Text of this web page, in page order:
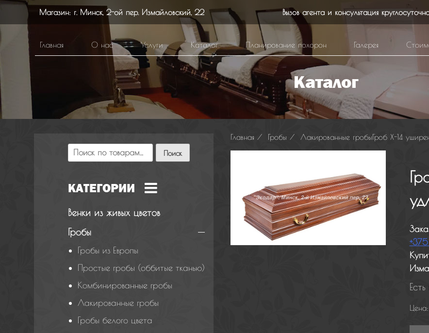
Skip
Магазин: г. Минск, 2-ой пер. Измайловский, 22 Вызов агента и консультация
Главная О нас Услуги Каталог Планирование похорон Галерея
Главная / Гробы / Лакированные гробыГроб Х-14
Искать:
Поиск
КАТЕГОРИИ
Венки из живых цветов
Гробы
Гробы из Европы
Простые гробы (оббитые тканью)
Комбинированные гробы
Лакированные гробы
Гробы белого цвета